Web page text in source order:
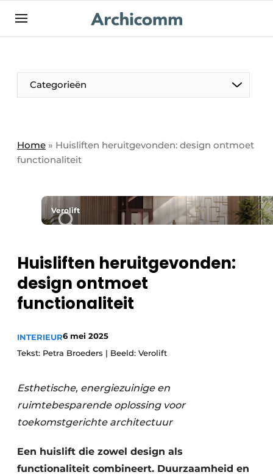
NL be-FR
Categorieën
Home » Huisliften heruitgevonden: design ontmoet
functionaliteit
Verolift
Huisliften heruitgevonden:
design ontmoet
functionaliteit
INTERIEUR6 mei 2025
Tekst: Petra Broeders | Beeld: Verolift
Esthetische, energiezuinige en
ruimtebesparende oplossing voor
toekomstgerichte architectuur
Een huislift die zowel design als
functionaliteit combineert. Duurzaamheid en